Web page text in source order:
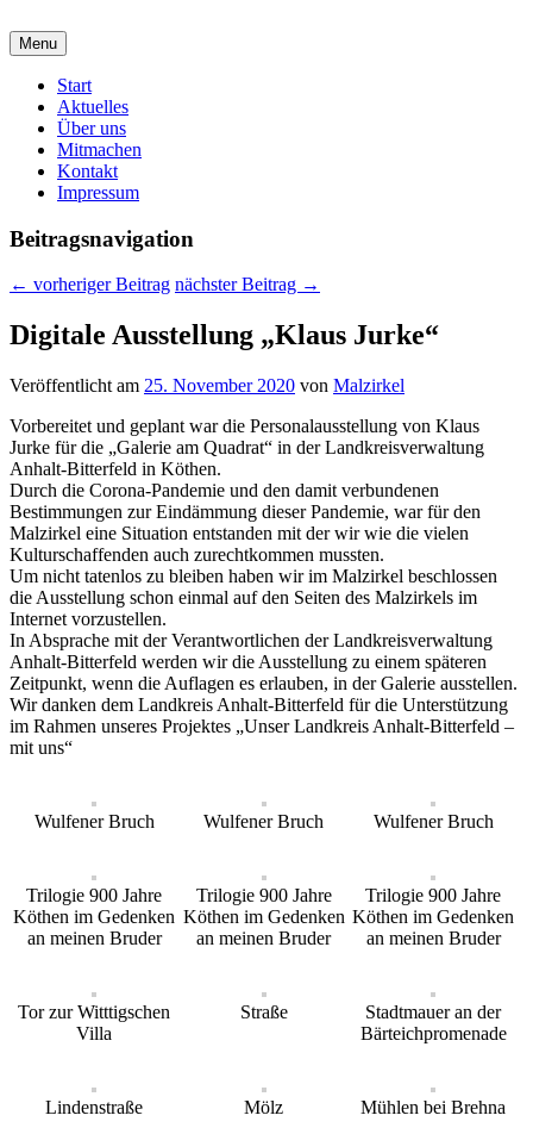
malzirkel-koethen.de
Verein für Freunde der Malerei und Grafik
Menu
Hauptmenü
Start
Aktuelles
Über uns
Mitmachen
Kontakt
Impressum
Beitragsnavigation
← vorheriger Beitrag nächster Beitrag →
Digitale Ausstellung „Klaus Jurke“
Veröffentlicht am 25. November 2020 von Malzirkel
Vorbereitet und geplant war die Personalausstellung von Klaus
Jurke für die „Galerie am Quadrat“ in der Landkreisverwaltung
Anhalt-Bitterfeld in Köthen.
Durch die Corona-Pandemie und den damit verbundenen
Bestimmungen zur Eindämmung dieser Pandemie, war für den
Malzirkel eine Situation entstanden mit der wir wie die vielen
Kulturschaffenden auch zurechtkommen mussten.
Um nicht tatenlos zu bleiben haben wir im Malzirkel beschlossen
die Ausstellung schon einmal auf den Seiten des Malzirkels im
Internet vorzustellen.
In Absprache mit der Verantwortlichen der Landkreisverwaltung
Anhalt-Bitterfeld werden wir die Ausstellung zu einem späteren
Zeitpunkt, wenn die Auflagen es erlauben, in der Galerie ausstellen.
Wir danken dem Landkreis Anhalt-Bitterfeld für die Unterstützung
im Rahmen unseres Projektes „Unser Landkreis Anhalt-Bitterfeld –
mit uns“
Wulfener Bruch Wulfener Bruch Wulfener Bruch
Trilogie 900 Jahre
Köthen im Gedenken
an meinen Bruder
Trilogie 900 Jahre
Köthen im Gedenken
an meinen Bruder
Trilogie 900 Jahre
Köthen im Gedenken
an meinen Bruder
Tor zur Witttigschen
Villa
Straße
Stadtmauer an der
Bärteichpromenade
Lindenstraße Mölz Mühlen bei Brehna